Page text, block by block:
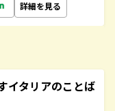
詳細を見る
イタリアのことば